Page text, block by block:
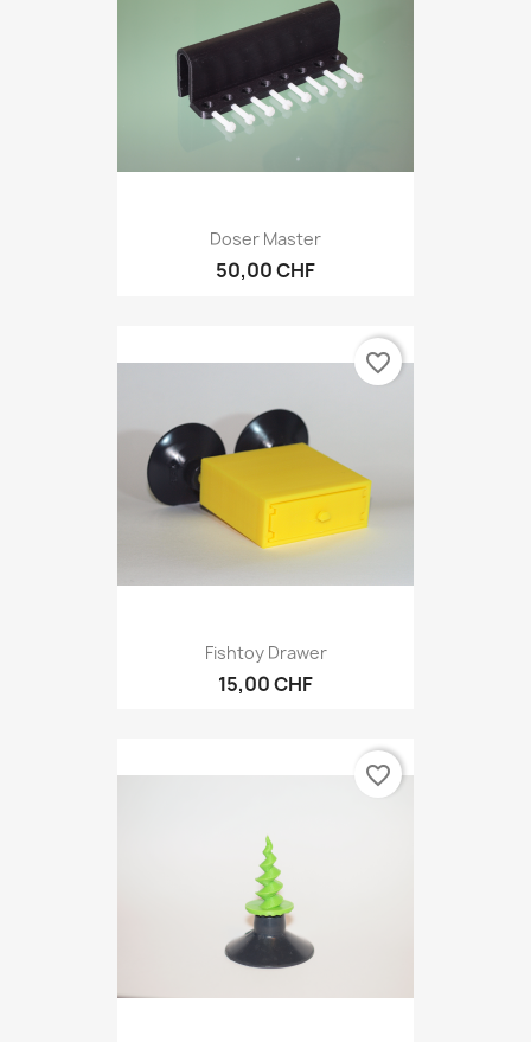
Doser Master
50,00 CHF
Fishtoy Drawer
15,00 CHF
favorite_border
favorite_border